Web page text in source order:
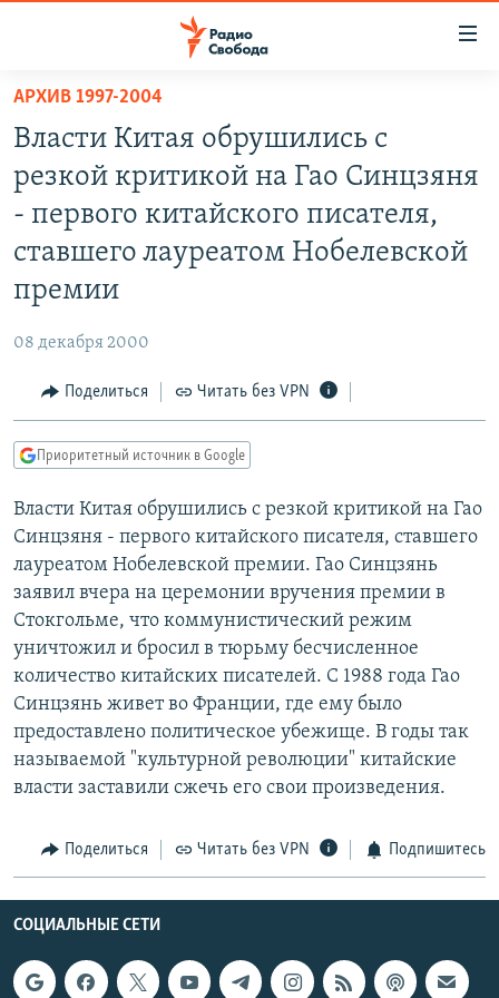
упрощенного
доступа
основному
содержанию
главной
навигации
Вернутся
поиску
АВТОРСКИЕ ПРОЕКТЫ
МНЕНИЯ
IDEL.РЕАЛИИ
КАВКАЗ.РЕАЛИИ
СЕВЕР.РЕАЛИИ
РАСПИСАНИЕ ВЕЩАНИЯ
ПОДПИШИТЕСЬ НА РАССЫЛКУ
СОЦИАЛЬНЫЕ СЕТИ
Все сайты РСЕ/РС
АРХИВ 1997-2004
Власти Китая обрушились с
резкой критикой на Гао Синцзяня
- первого китайского писателя,
ставшего лауреатом Нобелевской
премии
08 декабря 2000
Поделиться Читать без VPN
Приоритетный источник в Google
Власти Китая обрушились с резкой критикой на Гао
Синцзяня - первого китайского писателя, ставшего
лауреатом Нобелевской премии. Гао Синцзянь
заявил вчера на церемонии вручения премии в
Стокгольме, что коммунистический режим
уничтожил и бросил в тюрьму бесчисленное
количество китайских писателей. С 1988 года Гао
Синцзянь живет во Франции, где ему было
предоставлено политическое убежище. В годы так
называемой "культурной революции" китайские
власти заставили сжечь его свои произведения.
Поделиться Читать без VPN Подпишитесь
СОЦИАЛЬНЫЕ СЕТИ